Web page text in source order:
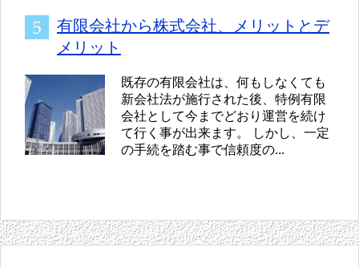
有限会社から株式会社、メリットとデ
メリット
既存の有限会社は、何もしなくても
新会社法が施行された後、特例有限
会社として今までどおり運営を続け
て行く事が出来ます。 しかし、一定
の手続を踏む事で信頼度の...